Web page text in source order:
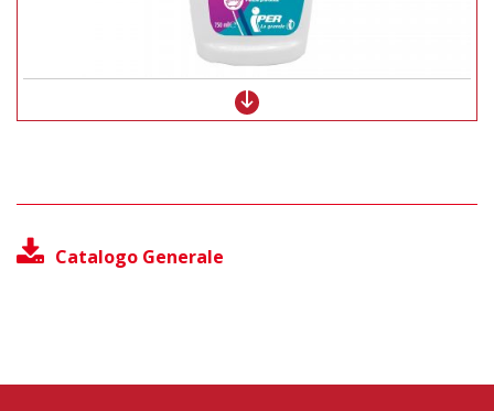
Catalogo Generale